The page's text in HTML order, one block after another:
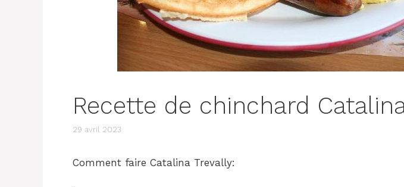
Recette de chinchard
29 avril 2023
Comment faire Catalina Trevally: